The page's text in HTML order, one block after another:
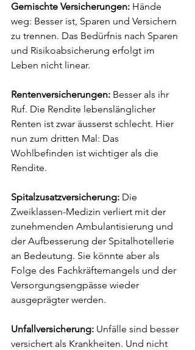
Gemischte Versicherungen: Hände
weg: Besser ist, Sparen und Versichern
zu trennen. Das Bedürfnis nach Sparen
und Risikoabsicherung erfolgt im
Leben nicht linear.
Rentenversicherungen: Besser als ihr
Ruf. Die Rendite lebenslänglicher
Renten ist zwar äusserst schlecht. Hier
nun zum dritten Mal: Das
Wohlbefinden ist wichtiger als die
Rendite.
Spitalzusatzversicherung: Die
Zweiklassen-Medizin verliert mit der
zunehmenden Ambulantisierung und
der Aufbesserung der Spitalhotellerie
an Bedeutung. Sie könnte aber als
Folge des Fachkräftemangels und der
Versorgungsengpässe wieder
ausgeprägter werden.
Unfallversicherung: Unfälle sind besser
versichert als Krankheiten. Und nicht